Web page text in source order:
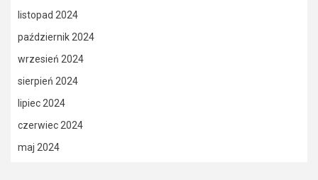
listopad 2024
październik 2024
wrzesień 2024
sierpień 2024
lipiec 2024
czerwiec 2024
maj 2024